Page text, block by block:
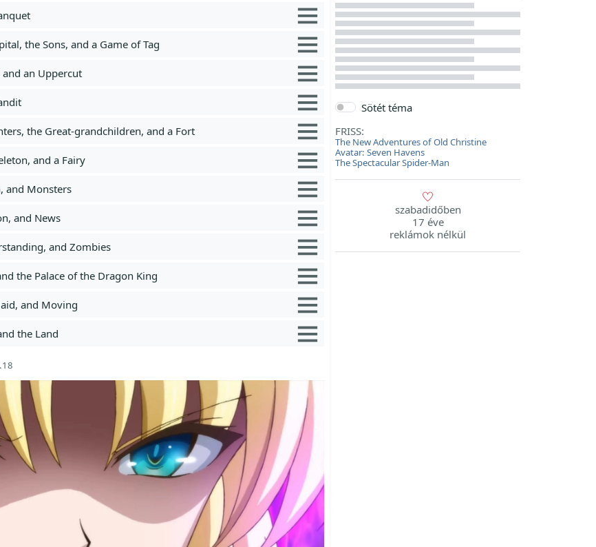
the Sons, and a Game of Tag
and an Uppercut
the Great-grandchildren, and a Fort
and a Fairy
and Monsters
and News
and Zombies
the Palace of the Dragon King
and Moving
the Land
Sötét téma
FRISS:
The New Adventures of Old Christine
Avatar: Seven Havens
The Spectacular Spider-Man
szabadidőben
17 éve
reklámok nélkül